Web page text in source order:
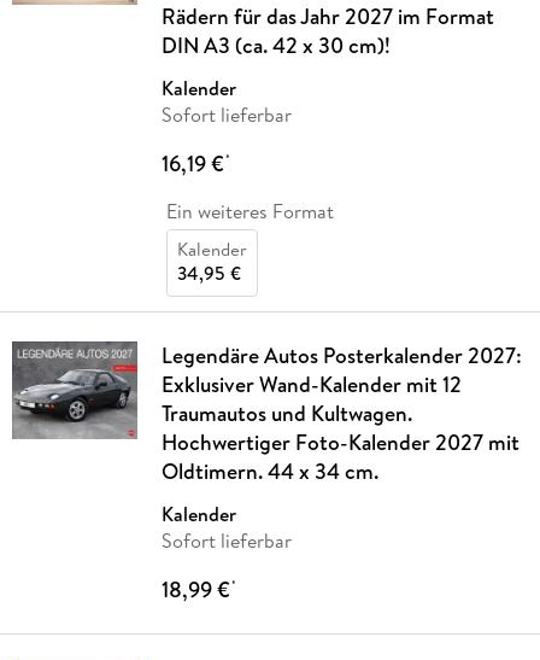
Rädern für das Jahr 2027 im Format
DIN A3 (ca. 42 x 30 cm)!
Kalender
Sofort lieferbar
16,19 €*
Ein weiteres Format
Kalender
34,95 €
Legendäre Autos Posterkalender 2027:
Exklusiver Wand-Kalender mit 12
Traumautos und Kultwagen.
Hochwertiger Foto-Kalender 2027 mit
Oldtimern. 44 x 34 cm.
Kalender
Sofort lieferbar
18,99 €*